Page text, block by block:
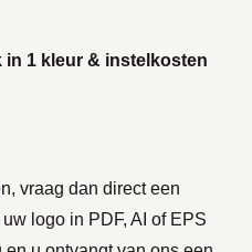
1 kleur & instelkosten
vraag dan direct een
logo in PDF, AI of EPS